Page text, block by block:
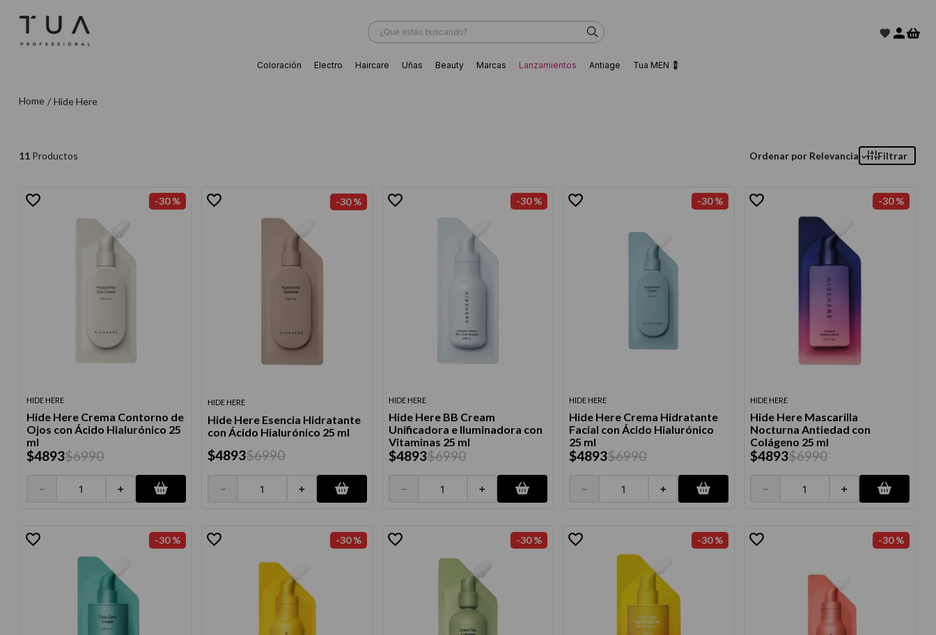
¿Qué estás buscando?
Coloración Electro Haircare Uñas Beauty Marcas Lanzamientos Antiage Tua MEN 💈
Hide Here
11 Productos Ordenar por Relevancia Filtrar
-30 %
HIDE HERE
Hide Here Crema Contorno de
Ojos con Ácido Hialurónico 25
ml
$4893$6990
＋
－
-30 %
HIDE HERE
Hide Here Esencia Hidratante
con Ácido Hialurónico 25 ml
$4893$6990
＋
－
-30 %
HIDE HERE
Hide Here BB Cream
Unificadora e Iluminadora con
Vitaminas 25 ml
$4893$6990
＋
－
-30 %
HIDE HERE
Hide Here Crema Hidratante
Facial con Ácido Hialurónico
25 ml
$4893$6990
＋
－
-30 %
HIDE HERE
Hide Here Mascarilla
Nocturna Antiedad con
Colágeno 25 ml
$4893$6990
＋
－
-30 % -30 % -30 % -30 % -30 %
secador
acondicionador